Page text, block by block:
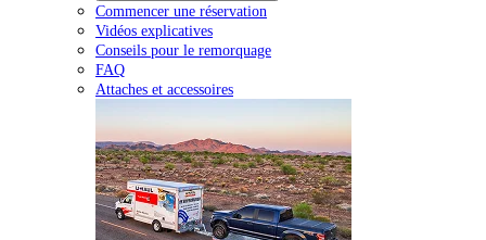
Commencer une réservation
Vidéos explicatives
Conseils pour le remorquage
FAQ
Attaches et accessoires